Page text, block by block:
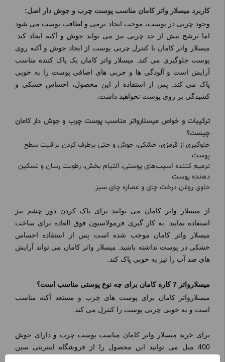
کاربرد میسلار واتر کامان مناسب پوست چرب و جوش دار اصل:
وجود چربی در پوست، موجب ایجاد نرمی و لطافت پوست می شود
اما ترشح بیش از حد چربی نیز می تواند جوش و آکنه ایجاد کند.
میسلار واتر کامان با کنترل چربی پوست از ایجاد جوش و آکنه روی
پوست جلوگیری می کند. میسلار واتر کامان یک پاک کننده مناسب
آرایش است و آلودگی ها و چربی های اضافی پوست را به خوبی
پاک می کند. پس از استفاده از این محصول، احساس خشکی و
کشیدگی بر روی پوست نخواهید داشت.
ترکیبات و خواص میسلارواتر مناسب پوست چرب و جوش دار کامان
چیست؟
جلوگیری از قرمزی، خشکی، جوش و حتی برطرف‌ کردن براقیت سطح
پوست
ترمیم کننده آسیب‌های پوستی، التیام بخش، رطوبت رسان و تسکین
دهنده پوست
حاوی روغن درخت چای و عصاره چای سبز
از میسلار واتر کامان می توانید برای پاک کردن دور چشم نیز
استفاده نمایید. به کار گیری فرمولاسیون فوق العاده برای ساخت
میسلار واتر کامان موجب شده است پس از استفاده احساس
خشکی در پوست نداشته باشید. میسلار واتر کامان می تواند آرایش
های ضد آب را نیز به خوبی پاک کند.
میسلارواتر 7 کاره کامان برای چه نوع پوستی مناسب است؟
میسلارواتر کامان برای پوست های چرب و مستعد آکنه مناسب
است و به خوبی چربی پوست را کنترل می کند.
برای خرید میسلار واتر کامان مناسب پوست چرب و دارای جوش
400 میل می توانید این محصول را از فروشگاه اینترنتی سین